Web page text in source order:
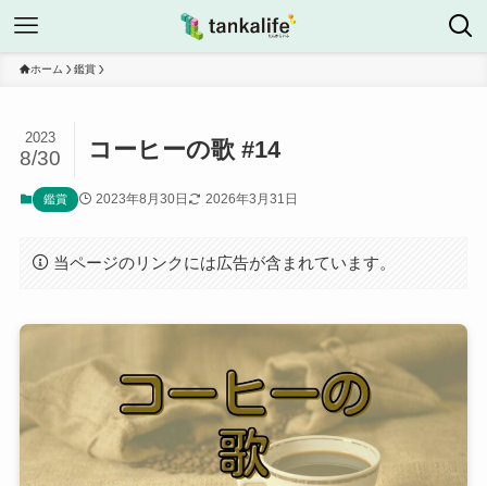
ホーム 鑑賞
コーヒーの歌 #14
2023
8/30
鑑賞 2023年8月30日 2026年3月31日
当ページのリンクには広告が含まれています。